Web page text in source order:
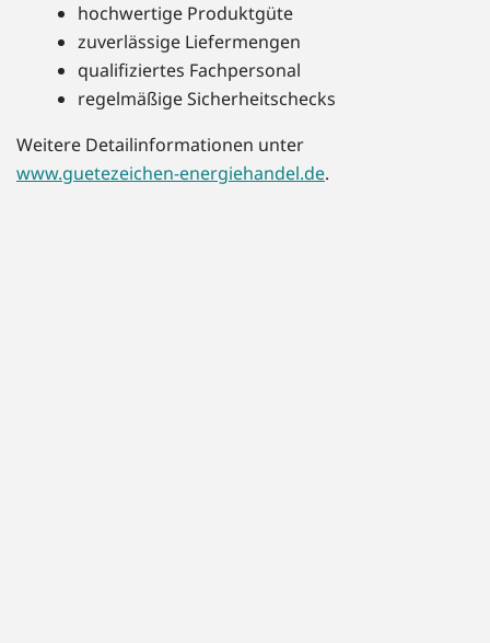
hochwertige Produktgüte
zuverlässige Liefermengen
qualifiziertes Fachpersonal
regelmäßige Sicherheitschecks
Weitere Detailinformationen unter
www.guetezeichen-energiehandel.de.